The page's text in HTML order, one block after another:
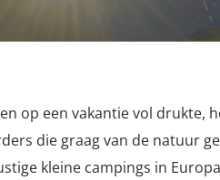
op een vakantie vol drukte,
die graag van de natuur
kleine campings in